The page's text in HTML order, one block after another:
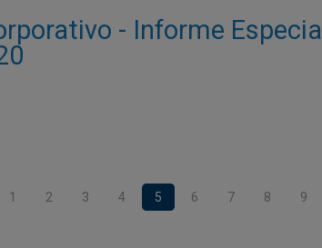
- Informe
anterior
Page
1 Page
2 Page
3 Page
4 Página actual
5 Page
6 Page
7 Page
8 9